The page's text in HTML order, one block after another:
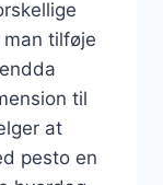
man tilføje
til
at
pesto en